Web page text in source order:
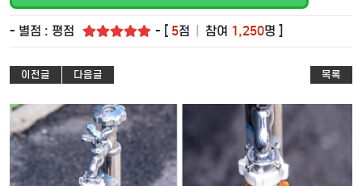
- 별점 : 평점 - [ 5점 참여 1,250명 ]
이전글 다음글 목록